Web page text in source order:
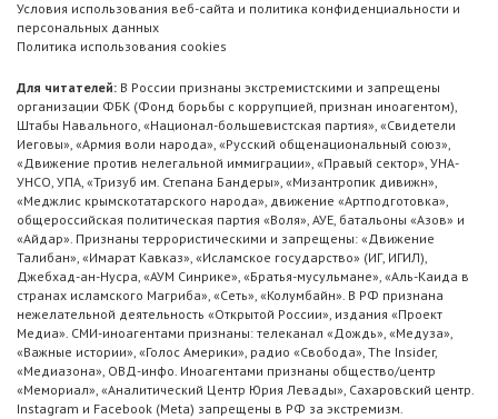
Условия использования веб-сайта и политика конфиденциальности и
персональных данных
Политика использования cookies
Для читателей: В России признаны экстремистскими и запрещены
организации ФБК (Фонд борьбы с коррупцией, признан иноагентом),
Штабы Навального, «Национал-большевистская партия», «Свидетели
Иеговы», «Армия воли народа», «Русский общенациональный союз»,
«Движение против нелегальной иммиграции», «Правый сектор», УНА-
УНСО, УПА, «Тризуб им. Степана Бандеры», «Мизантропик дивижн»,
«Меджлис крымскотатарского народа», движение «Артподготовка»,
общероссийская политическая партия «Воля», АУЕ, батальоны «Азов» и
«Айдар». Признаны террористическими и запрещены: «Движение
Талибан», «Имарат Кавказ», «Исламское государство» (ИГ, ИГИЛ),
Джебхад-ан-Нусра, «АУМ Синрике», «Братья-мусульмане», «Аль-Каида в
странах исламского Магриба», «Сеть», «Колумбайн». В РФ признана
нежелательной деятельность «Открытой России», издания «Проект
Медиа». СМИ-иноагентами признаны: телеканал «Дождь», «Медуза»,
«Важные истории», «Голос Америки», радио «Свобода», The Insider,
«Медиазона», ОВД-инфо. Иноагентами признаны общество/центр
«Мемориал», «Аналитический Центр Юрия Левады», Сахаровский центр.
Instagram и Facebook (Metа) запрещены в РФ за экстремизм.